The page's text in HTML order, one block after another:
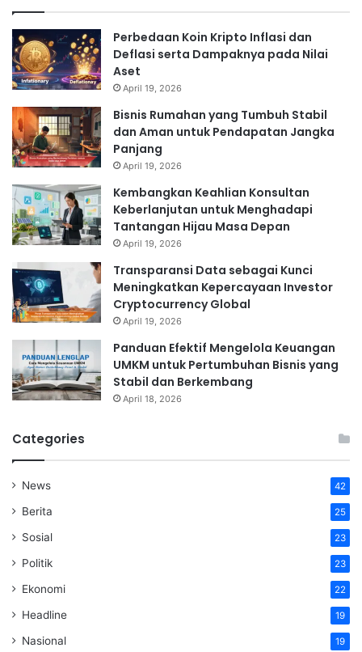
Perbedaan Koin Kripto Inflasi dan
Deflasi serta Dampaknya pada Nilai
Aset
April 19, 2026
Bisnis Rumahan yang Tumbuh Stabil
dan Aman untuk Pendapatan Jangka
Panjang
April 19, 2026
Kembangkan Keahlian Konsultan
Keberlanjutan untuk Menghadapi
Tantangan Hijau Masa Depan
April 19, 2026
Transparansi Data sebagai Kunci
Meningkatkan Kepercayaan Investor
Cryptocurrency Global
April 19, 2026
Panduan Efektif Mengelola Keuangan
UMKM untuk Pertumbuhan Bisnis yang
Stabil dan Berkembang
April 18, 2026
Categories
News 42
Berita 25
Sosial 23
Politik 23
Ekonomi 22
Headline 19
Nasional 19